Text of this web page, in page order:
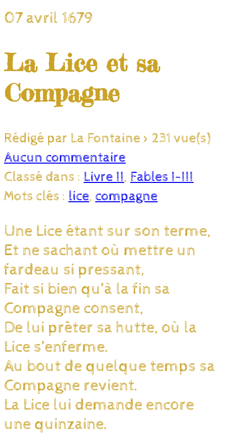
07 avril 1679
La Lice et sa
Compagne
Rédigé par La Fontaine > 231 vue(s)
Aucun commentaire
Classé dans : Livre II, Fables I-III
Mots clés : lice, compagne
Une Lice étant sur son terme,
Et ne sachant où mettre un
fardeau si pressant,
Fait si bien qu’à la fin sa
Compagne consent,
De lui prêter sa hutte, où la
Lice s’enferme.
Au bout de quelque temps sa
Compagne revient.
La Lice lui demande encore
une quinzaine.